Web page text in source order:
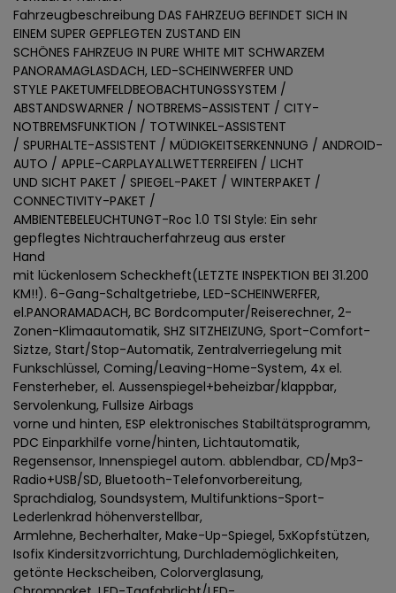
Fahrzeugbeschreibung DAS FAHRZEUG BEFINDET SICH IN
EINEM SUPER GEPFLEGTEN ZUSTAND EIN
SCHÖNES FAHRZEUG IN PURE WHITE MIT SCHWARZEM
PANORAMAGLASDACH, LED-SCHEINWERFER UND
STYLE PAKETUMFELDBEOBACHTUNGSSYSTEM /
ABSTANDSWARNER / NOTBREMS-ASSISTENT / CITY-
NOTBREMSFUNKTION / TOTWINKEL-ASSISTENT
/ SPURHALTE-ASSISTENT / MÜDIGKEITSERKENNUNG / ANDROID-
AUTO / APPLE-CARPLAYALLWETTERREIFEN / LICHT
UND SICHT PAKET / SPIEGEL-PAKET / WINTERPAKET /
CONNECTIVITY-PAKET /
AMBIENTEBELEUCHTUNGT-Roc 1.0 TSI Style: Ein sehr
gepflegtes Nichtraucherfahrzeug aus erster
Hand
mit lückenlosem Scheckheft(LETZTE INSPEKTION BEI 31.200
KM!!). 6-Gang-Schaltgetriebe, LED-SCHEINWERFER,
el.PANORAMADACH, BC Bordcomputer/Reiserechner, 2-
Zonen-Klimaautomatik, SHZ SITZHEIZUNG, Sport-Comfort-
Siztze, Start/Stop-Automatik, Zentralverriegelung mit
Funkschlüssel, Coming/Leaving-Home-System, 4x el.
Fensterheber, el. Aussenspiegel+beheizbar/klappbar,
Servolenkung, Fullsize Airbags
vorne und hinten, ESP elektronisches Stabiltätsprogramm,
PDC Einparkhilfe vorne/hinten, Lichtautomatik,
Regensensor, Innenspiegel autom. abblendbar, CD/Mp3-
Radio+USB/SD, Bluetooth-Telefonvorbereitung,
Sprachdialog, Soundsystem, Multifunktions-Sport-
Lederlenkrad höhenverstellbar,
Armlehne, Becherhalter, Make-Up-Spiegel, 5xKopfstützen,
Isofix Kindersitzvorrichtung, Durchlademöglichkeiten,
getönte Heckscheiben, Colorverglasung,